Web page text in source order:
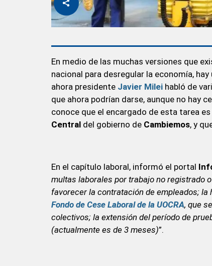
En medio de las muchas versiones que
nacional para desregular la economía,
ahora presidente Javier Milei habló de
que ahora podrían darse, aunque no hay
conoce que el encargado de esta tarea es
Central del gobierno de Cambiemos, y
En el capítulo laboral, informó el portal
multas laborales por trabajo no registrado
favorecer la contratación de empleados;
Fondo de Cese Laboral de la UOCRA, que
colectivos; la extensión del período de
(actualmente es de 3 meses)”.